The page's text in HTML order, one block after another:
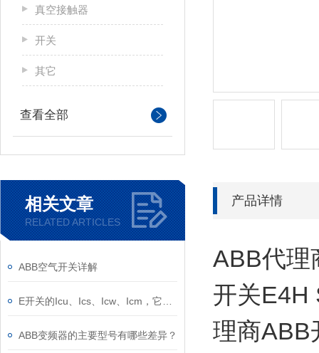
真空接触器
开关
其它
查看全部
相关文章
RELATED ARTICLES
ABB空气开关详解
ABB变频器的主要型号有哪些差异？
产品详情
ABB代
开关E4H
理商